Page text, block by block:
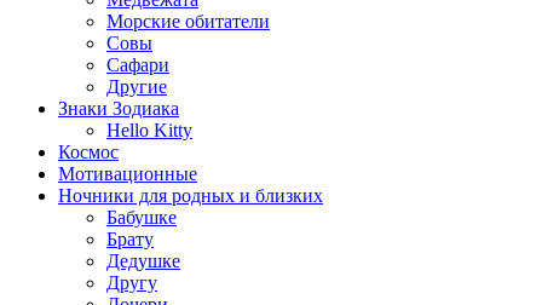
Морские обитатели
Совы
Сафари
Другие
Знаки Зодиака
Hello Kitty
Космос
Мотивационные
Ночники для родных и близких
Бабушке
Брату
Дедушке
Другу